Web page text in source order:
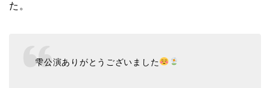
た。
雫公演ありがとうございました